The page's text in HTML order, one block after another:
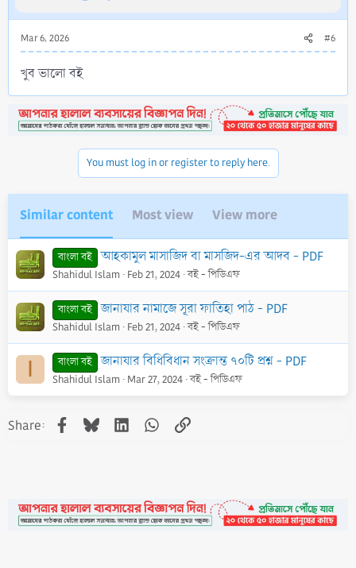
Mar 6, 2026 #6
খুব ভালো বই
You must log in or register to reply here.
Similar content Most view View more
বাংলা বই আহকামুল মাসাজিদ বা মাসজিদ-এর আদব - PDF
Shahidul Islam Feb 21, 2024 বই - পিডিএফ
বাংলা বই জানাযার নামাজে সূরা ফাতিহা পাঠ - PDF
Shahidul Islam Feb 21, 2024 বই - পিডিএফ
I বাংলা বই জানাযার বিধিবিধান সংক্রান্ত ৭০টি প্রশ্ন - PDF
Shahidul Islam Mar 27, 2024 বই - পিডিএফ
Share: Facebook
BlueskyLinkedInWhatsApp
Link